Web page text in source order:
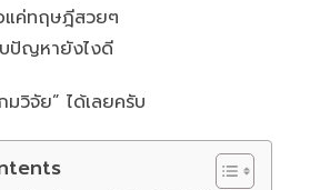
แค่ทฤษฎีสวยๆ
บปัญหายังไงดี
มวิจัย” ได้เลยครับ